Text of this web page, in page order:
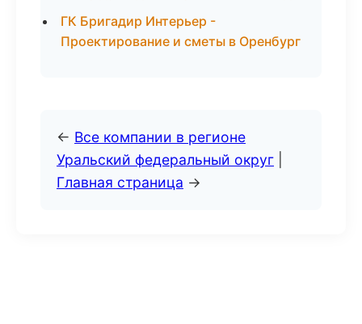
ГК Бригадир Интерьер -
Проектирование и сметы в Оренбург
← Все компании в регионе
Уральский федеральный округ
Главная страница →